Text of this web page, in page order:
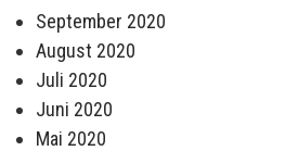
September 2020
August 2020
Juli 2020
Juni 2020
Mai 2020